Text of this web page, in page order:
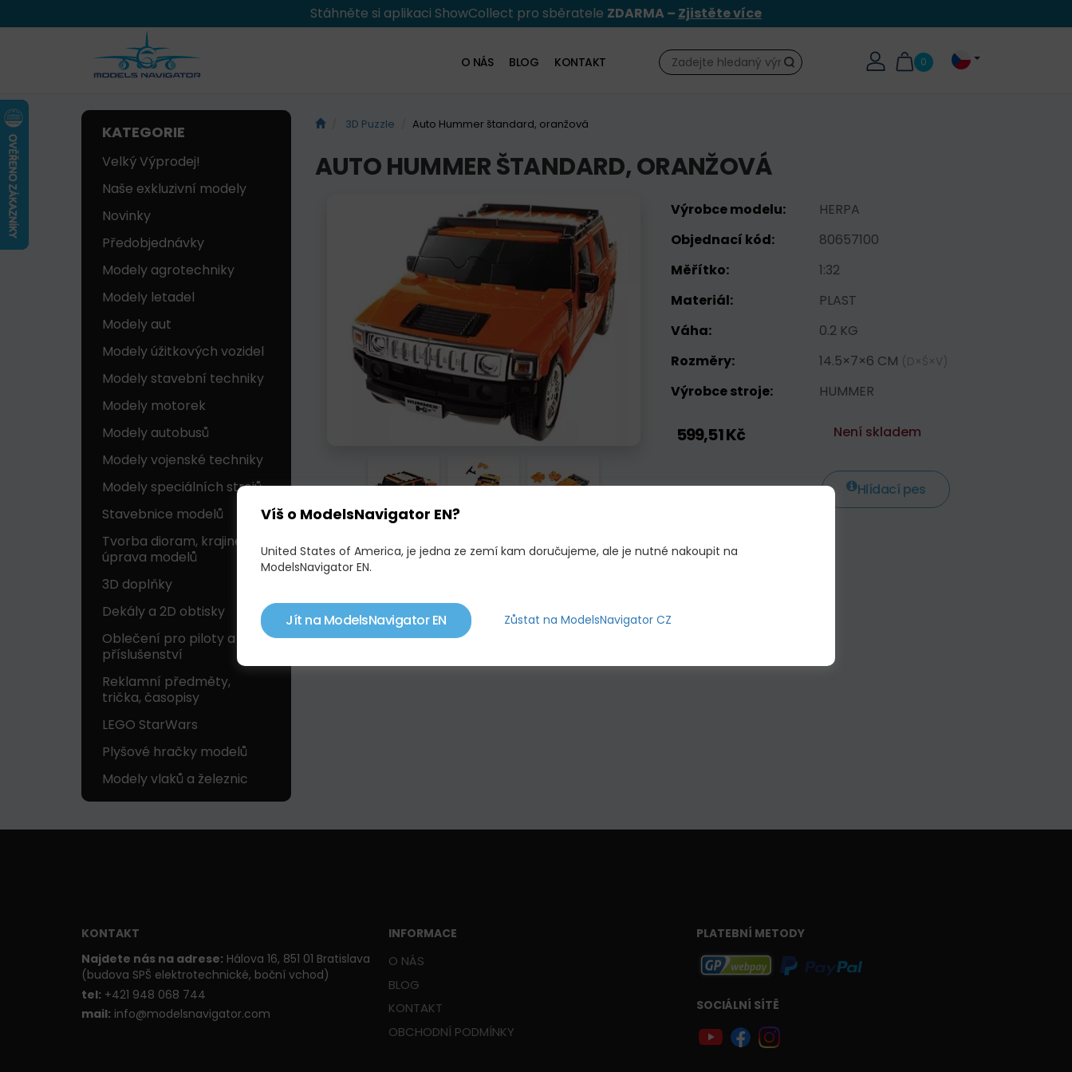
Stáhněte si aplikaci ShowCollect pro sběratele ZDARMA – Zjistěte více
0
Hledat
O NÁS BLOG KONTAKT
KATEGORIE
Velký Výprodej!
Naše exkluzivní modely
Novinky
Předobjednávky
Modely agrotechniky
Modely letadel
Modely aut
Modely úžitkových vozidel
Modely stavební techniky
Modely motorek
Modely autobusů
Modely vojenské techniky
Modely speciálních strojů
Stavebnice modelů
Tvorba dioram, krajinek a
úprava modelů
3D doplňky
Dekály a 2D obtisky
Oblečení pro piloty a
příslušenství
Reklamní předměty,
trička, časopisy
LEGO StarWars
Plyšové hračky modelů
Modely vlaků a železnic
3D Puzzle Auto Hummer štandard, oranžová
AUTO HUMMER ŠTANDARD, ORANŽOVÁ
Výrobce modelu:
HERPA
Objednací kód:
80657100
Měřítko:
1:32
Materiál:
PLAST
Váha:
0.2 KG
Rozměry:
14.5×7×6 CM (D×Š×V)
Výrobce stroje: HUMMER
599,51 Kč Není skladem
Hlídací pes
KONTAKT
Najdete nás na adrese: Hálova 16, 851 01 Bratislava
(budova SPŠ elektrotechnické, boční vchod)
tel: +421 948 068 744
mail: info@modelsnavigator.com
INFORMACE
O NÁS
BLOG
KONTAKT
OBCHODNÍ PODMÍNKY
PLATEBNÍ METODY
SOCIÁLNÍ SÍTĚ
Víš o ModelsNavigator EN?
United States of America, je jedna ze zemí kam doručujeme, ale je nutné nakoupit na
ModelsNavigator EN.
Jít na ModelsNavigator EN Zůstat na ModelsNavigator CZ